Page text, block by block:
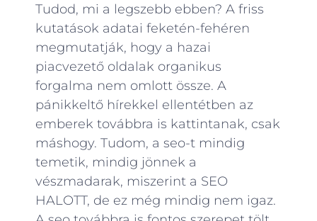
Tudod, mi a legszebb ebben? A friss
kutatások adatai feketén-fehéren
megmutatják, hogy a hazai
piacvezető oldalak organikus
forgalma nem omlott össze. A
pánikkeltő hírekkel ellentétben az
emberek továbbra is kattintanak, csak
máshogy. Tudom, a seo-t mindig
temetik, mindig jönnek a
vészmadarak, miszerint a SEO
HALOTT, de ez még mindig nem igaz.